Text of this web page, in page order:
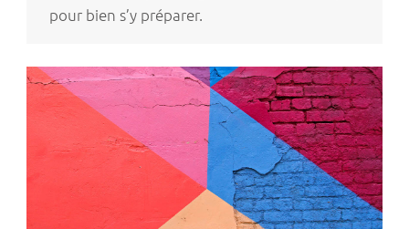
pour bien s’y préparer.